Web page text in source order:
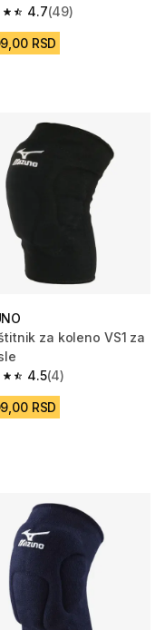
4.7
5 zvezdica from 49
(49)
RSD
za koleno VS1 za
4.5
5 zvezdica from 4
(4)
RSD